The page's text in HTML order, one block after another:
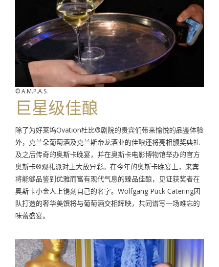
© A.M.P.A.S.
巨星级佳酿
除了为好莱坞Ovation杜比®剧院的贵宾们带来愉悦的品鉴体验
外，克兰朵葡萄酒及克兰斯帝龙酒业的佳酿还将亮相颁奖典礼
及之后传奇的奥斯卡晚宴，并在奥斯卡电影博物馆举办的官方
奥斯卡®观礼派对上大放异彩。在今年的奥斯卡晚宴上，来宾
将能够品鉴到优雅而富有现代气息的臻品佳酿，见证获奖者在
奥斯卡小金人上镌刻自己的名字。Wolfgang Puck Catering团
队打造的奢华美馔将与葡萄酒交相辉映，共同谱写一场难忘的
味蕾盛宴。